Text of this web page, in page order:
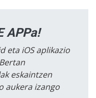
APPa!
eta iOS aplikazio
eskaintzen
aukera izango